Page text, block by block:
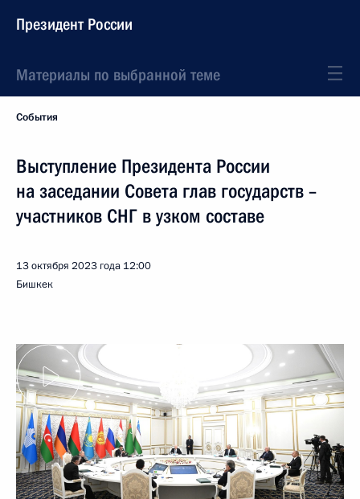
Президент России
Материалы по выбранной теме
События
Выступление Президента России
на заседании Совета глав государств –
участников СНГ в узком составе
13 октября 2023 года 12:00
Бишкек